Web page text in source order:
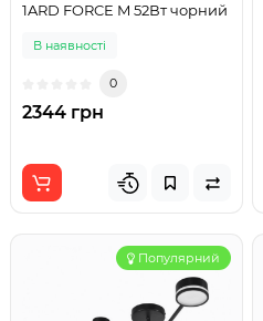
1ARD FORCE M 52Вт чорний
В наявності
0
2344 грн
Популярний